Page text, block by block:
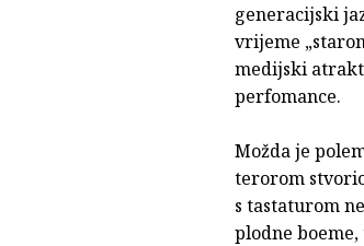
generacijski
vrijeme
medijski
perfomance.
Možda je
terorom
s tastaturom
plodne